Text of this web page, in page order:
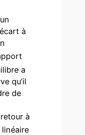
à
a
qu’il
de
à
linéaire